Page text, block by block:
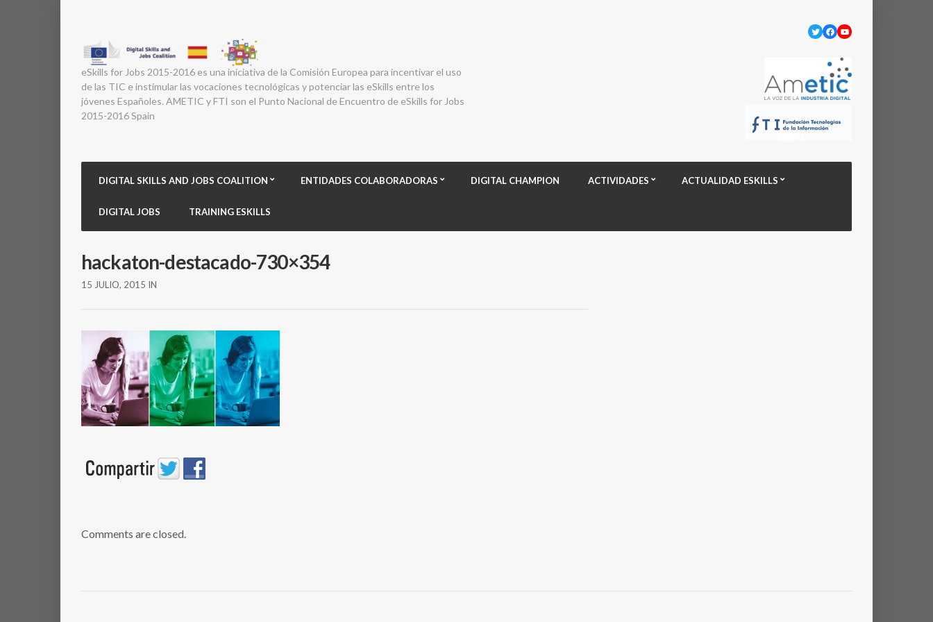
eSkills for Jobs 2015-2016 es una iniciativa de la Comisión Europea para incentivar el uso
de las TIC e instimular las vocaciones tecnológicas y potenciar las eSkills entre los
jóvenes Españoles. AMETIC y FTI son el Punto Nacional de Encuentro de eSkills for Jobs
2015-2016 Spain
Twitter
Facebook
YouTube
DIGITAL SKILLS AND JOBS COALITION ENTIDADES COLABORADORAS DIGITAL CHAMPION ACTIVIDADES ACTUALIDAD ESKILLS
DIGITAL JOBS TRAINING ESKILLS
hackaton-destacado-730×354
15 JULIO, 2015 IN
Comments are closed.